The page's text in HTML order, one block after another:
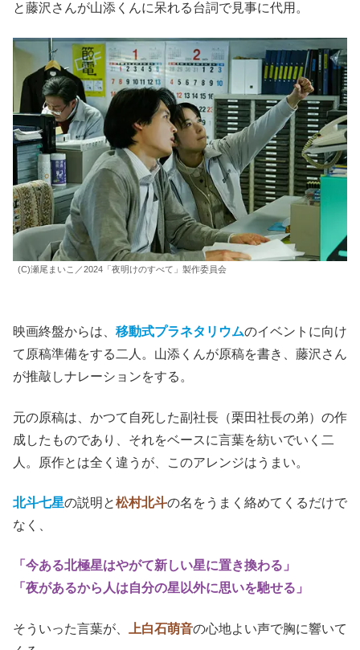
と藤沢さんが山添くんに呆れる台詞で見事に代用。
(C)瀬尾まいこ／2024「夜明けのすべて」製作委員会
映画終盤からは、 移動式プラネタリウムのイベントに向け
て原稿準備をする二人。山添くんが原稿を書き、藤沢さん
が推敲しナレーションをする。
元の原稿は、かつて自死した副社長（栗田社長の弟）の作
成したものであり、それをベースに言葉を紡いでいく二
人。原作とは全く違うが、このアレンジはうまい。
北斗七星の説明と松村北斗の名をうまく絡めてくるだけで
なく、
「今ある北極星はやがて新しい星に置き換わる」
「夜があるから人は自分の星以外に思いを馳せる」
そういった言葉が、 上白石萌音の心地よい声で胸に響いて